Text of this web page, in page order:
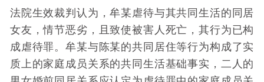
法院生效裁判认为，牟某虐待与其共同生活的同居
女友，情节恶劣，且致使被害人死亡，其行为已构
成虐待罪。牟某与陈某的共同居住等行为构成了实
质上的家庭成员关系的共同生活基础事实，二人的